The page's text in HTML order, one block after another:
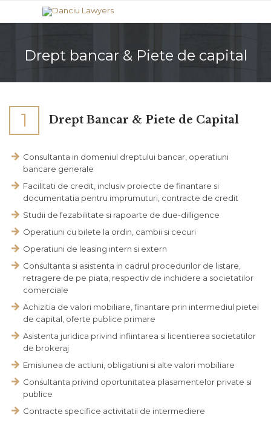
Drept bancar & Piete de capital
1 Drept Bancar & Piete de Capital
Consultanta in domeniul dreptului bancar, operatiuni
bancare generale
Facilitati de credit, inclusiv proiecte de finantare si
documentatia pentru imprumuturi, contracte de credit
Studii de fezabilitate si rapoarte de due-dilligence
Operatiuni cu bilete la ordin, cambii si cecuri
Operatiuni de leasing intern si extern
Consultanta si asistenta in cadrul procedurilor de listare,
retragere de pe piata, respectiv de inchidere a societatilor
comerciale
Achizitia de valori mobiliare, finantare prin intermediul pietei
de capital, oferte publice primare
Asistenta juridica privind infiintarea si licentierea societatilor
de brokeraj
Emisiunea de actiuni, obligatiuni si alte valori mobiliare
Consultanta privind oportunitatea plasamentelor private si
publice
Contracte specifice activitatii de intermediere